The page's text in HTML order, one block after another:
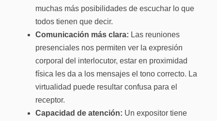
muchas más posibilidades de escuchar lo que
todos tienen que decir.
Comunicación más clara: Las reuniones
presenciales nos permiten ver la expresión
corporal del interlocutor, estar en proximidad
física les da a los mensajes el tono correcto. La
virtualidad puede resultar confusa para el
receptor.
Capacidad de atención: Un expositor tiene